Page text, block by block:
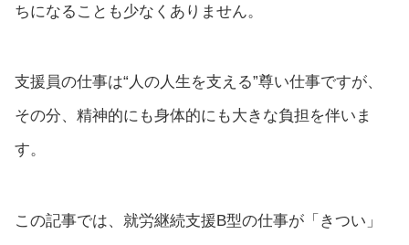
ちになることも少なくありません。
支援員の仕事は“人の人生を支える”尊い仕事ですが、
その分、精神的にも身体的にも大きな負担を伴いま
す。
この記事では、就労継続支援B型の仕事が「きつい」